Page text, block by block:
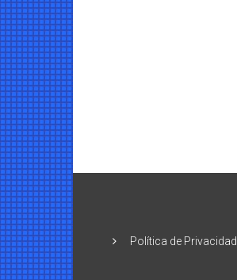
Política de Privacidad